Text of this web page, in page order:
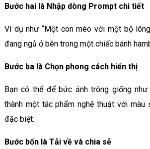
Bước hai là Nhập dòng Prompt chi tiết
Ví dụ như “Một con mèo với một bộ
đang ngủ ở bên trong một chiếc bánh
Bước ba là Chọn phong cách hiển thị
Bạn có thể để bức ảnh trông giống
thành một tác phẩm nghệ thuật với màu
đặc biệt.
Bước bốn là Tải về và chia sẻ